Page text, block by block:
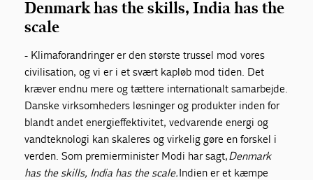
Denmark has the skills, India has the
scale
- Klimaforandringer er den største trussel mod vores
civilisation, og vi er i et svært kapløb mod tiden. Det
kræver endnu mere og tættere internationalt samarbejde.
Danske virksomheders løsninger og produkter inden for
blandt andet energieffektivitet, vedvarende energi og
vandteknologi kan skaleres og virkelig gøre en forskel i
verden. Som premierminister Modi har sagt,Denmark
has the skills, India has the scale.Indien er et kæmpe